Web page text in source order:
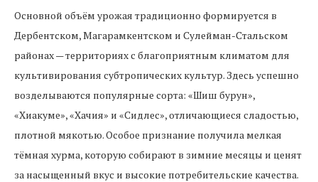
Основной объём урожая традиционно формируется в
Дербентском, Магарамкентском и Сулейман-Стальском
районах — территориях с благоприятным климатом для
культивирования субтропических культур. Здесь успешно
возделываются популярные сорта: «Шиш бурун»,
«Хиакуме», «Хачия» и «Сидлес», отличающиеся сладостью,
плотной мякотью. Особое признание получила мелкая
тёмная хурма, которую собирают в зимние месяцы и ценят
за насыщенный вкус и высокие потребительские качества.